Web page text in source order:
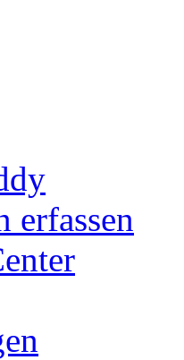
erfassen